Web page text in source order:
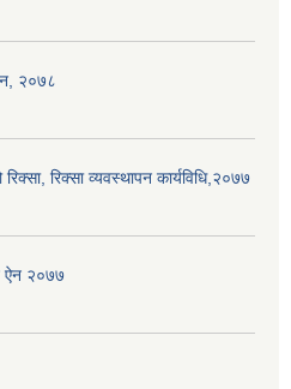
२०७८
रिक्सा व्यवस्थापन कार्यविधि,२०७७
ऐन २०७७